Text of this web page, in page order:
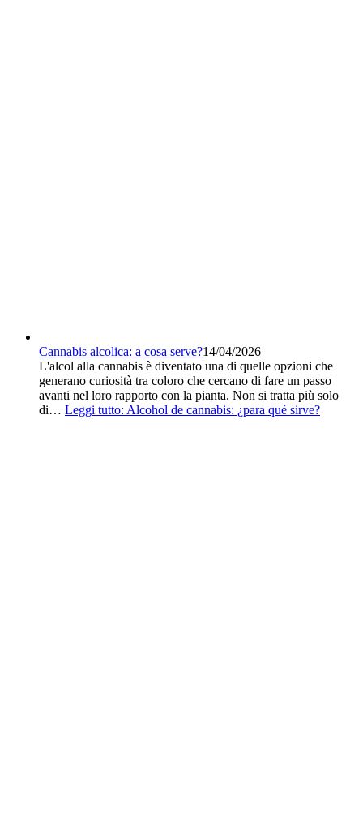
Cannabis alcolica: a cosa serve?14/04/2026
L'alcol alla cannabis è diventato una di quelle opzioni che
generano curiosità tra coloro che cercano di fare un passo
avanti nel loro rapporto con la pianta. Non si tratta più solo
di… Leggi tutto: Alcohol de cannabis: ¿para qué sirve?